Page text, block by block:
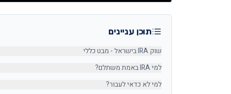
תוכן עניינים
שוק IRA בישראל - מבט כללי
למי IRA באמת משתלם?
למי לא כדאי לעבור?